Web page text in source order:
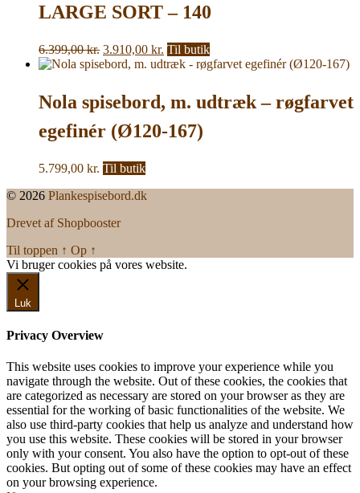
LARGE SORT – 140
6.399,00kr. Den
oprindelige
var:
6.399,00 kr..
3.910,00 kr. Den
aktuelle
3.910,00 kr..
Til butik
Nola spisebord, m. udtræk – røgfarvet
egefinér (Ø120-167)
5.799,00 kr. Til butik
© 2026 Plankespisebord.dk
Drevet af Shopbooster
Til toppen ↑ Op ↑
Vi bruger cookies på vores website.
Luk
Privacy Overview
This website uses cookies to improve your experience while you
navigate through the website. Out of these cookies, the cookies that
are categorized as necessary are stored on your browser as they are
essential for the working of basic functionalities of the website. We
also use third-party cookies that help us analyze and understand how
you use this website. These cookies will be stored in your browser
only with your consent. You also have the option to opt-out of these
cookies. But opting out of some of these cookies may have an effect
on your browsing experience.